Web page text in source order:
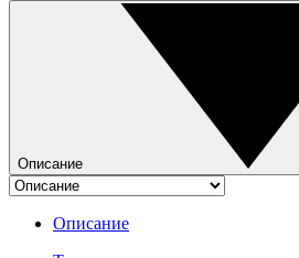
Описание
Описание